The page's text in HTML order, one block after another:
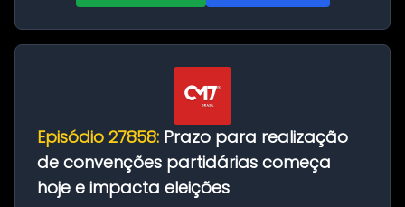
Episódio 27858: Prazo para realização
de convenções partidárias começa
hoje e impacta eleições